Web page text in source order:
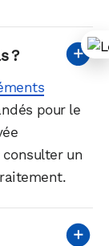
?
pour le
un